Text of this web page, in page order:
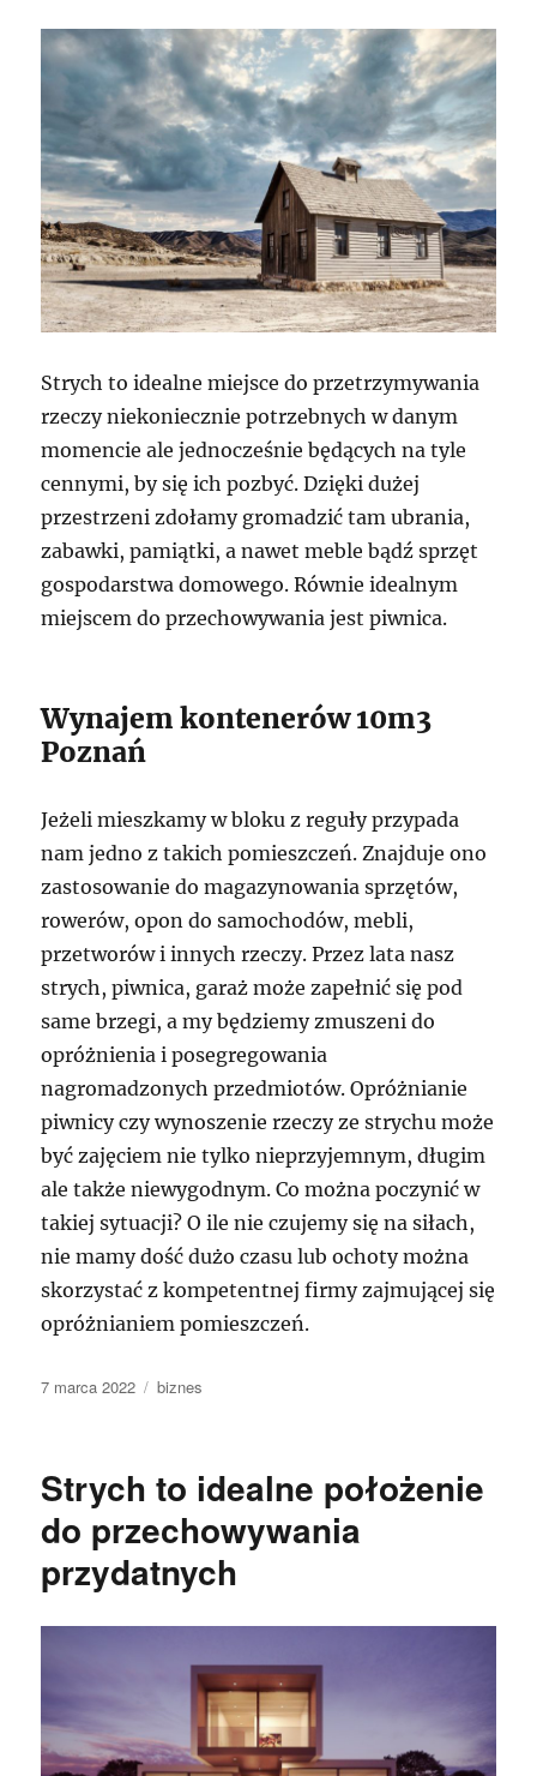
Strych to idealne miejsce do przetrzymywania
rzeczy niekoniecznie potrzebnych w danym
momencie ale jednocześnie będących na tyle
cennymi, by się ich pozbyć. Dzięki dużej
przestrzeni zdołamy gromadzić tam ubrania,
zabawki, pamiątki, a nawet meble bądź sprzęt
gospodarstwa domowego. Równie idealnym
miejscem do przechowywania jest piwnica.
Wynajem kontenerów 10m3
Poznań
Jeżeli mieszkamy w bloku z reguły przypada
nam jedno z takich pomieszczeń. Znajduje ono
zastosowanie do magazynowania sprzętów,
rowerów, opon do samochodów, mebli,
przetworów i innych rzeczy. Przez lata nasz
strych, piwnica, garaż może zapełnić się pod
same brzegi, a my będziemy zmuszeni do
opróżnienia i posegregowania
nagromadzonych przedmiotów. Opróżnianie
piwnicy czy wynoszenie rzeczy ze strychu może
być zajęciem nie tylko nieprzyjemnym, długim
ale także niewygodnym. Co można poczynić w
takiej sytuacji? O ile nie czujemy się na siłach,
nie mamy dość dużo czasu lub ochoty można
skorzystać z kompetentnej firmy zajmującej się
opróżnianiem pomieszczeń.
Data
7 marca 2022 Kategorie
biznes
Strych to idealne położenie
do przechowywania
przydatnych